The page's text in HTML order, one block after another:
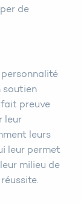
de
soutien
fait preuve
leur
leurs
leur permet
milieu de